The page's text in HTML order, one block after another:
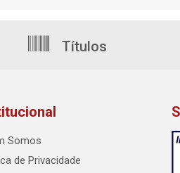
Títulos
Somos
de Privacidade